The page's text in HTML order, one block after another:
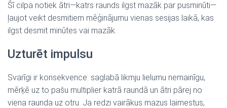
Šī cilpa notiek ātri—katrs raunds ilgst mazāk par pusminūti—
ļaujot veikt desmitiem mēģinājumu vienas sesijas laikā, kas
ilgst desmit minūtes vai mazāk.
Uzturēt impulsu
Svarīgi ir konsekvence: saglabā likmju lielumu nemainīgu,
mērķē uz to pašu multiplier katrā raundā un ātri pārej no
viena raunda uz otru. Ja redzi vairākus mazus laimestus,